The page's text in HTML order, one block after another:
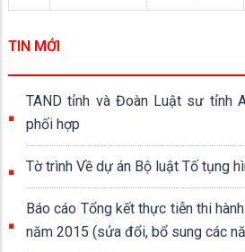
TIN MỚI
TAND tỉnh và Đoàn Luật sư tỉnh
phối hợp
Tờ trình Về dự án Bộ luật Tố tụng
Báo cáo Tổng kết thực tiễn thi
năm 2015 (sửa đổi, bổ sung các